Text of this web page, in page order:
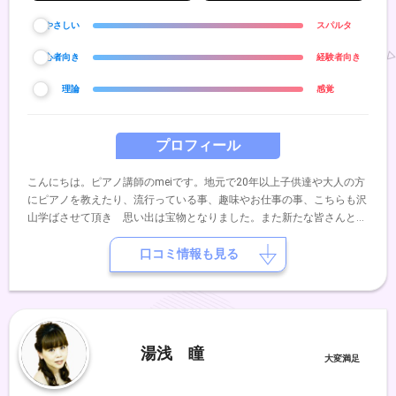
プロフィール
こんにちは。ピアノ講師のmeiです。地元で20年以上子供達や大人の方
にピアノを教えたり、流行っている事、趣味やお仕事の事、こちらも沢
山学ばさせて頂き 思い出は宝物となりました。また新たな皆さんと良
い関係を築いていけたら、、、と思いますまた、いくつかの項目からや
ってみたいことを自由に選んで頂き カスタマイズしてレッスンに組み
込むスタイルを提案しております。よろしくお願いします。
やさしい スパルタ
初心者向き 経験者向き
理論 感覚
口コミ情報も見る
湯浅 瞳